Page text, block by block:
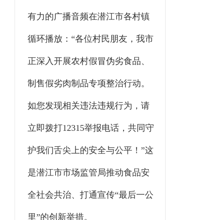
有力的广播音频在潜江市各村镇
循环播放：“各位村民朋友，我市
正深入开展农村假冒伪劣食品、
制售假劣肉制品专项整治行动。
如您发现相关违法违规行为，请
立即拨打12315举报电话，共同守
护我们舌尖上的安全与公平！”这
是潜江市市场监管局推动食品安
全社会共治、打通宣传“最后一公
里”的创新举措。